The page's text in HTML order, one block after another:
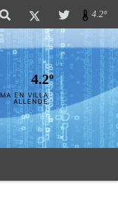
4.2º
4.2º
EN VILLA
ALLENDE